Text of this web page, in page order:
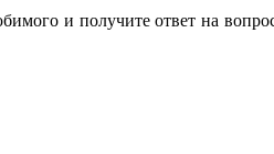
и получите ответ на